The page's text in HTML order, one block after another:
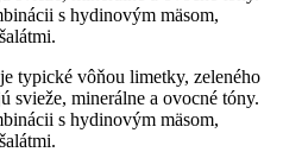
s hydinovým mäsom,
typické vôňou limetky, zeleného
minerálne a ovocné tóny.
s hydinovým mäsom,